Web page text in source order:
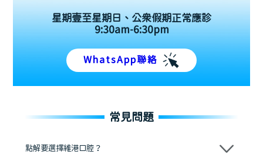
星期壹至星期日、公眾假期正常應診
9:30am-6:30pm
WhatsApp聯絡
常見問題
點解要選擇維港口腔？